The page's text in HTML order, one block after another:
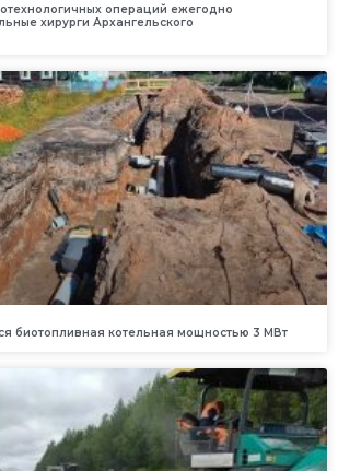
операций ежегодно
хирурги Архангельского
биотопливная котельная мощностью 3 МВт